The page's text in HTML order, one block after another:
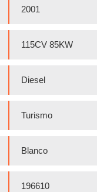
2001
115CV 85KW
Diesel
Turismo
Blanco
196610